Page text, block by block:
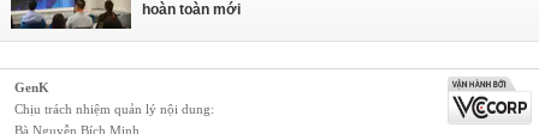
hoàn toàn mới
GenK
Chịu trách nhiệm quản lý nội dung:
Bà Nguyễn Bích Minh